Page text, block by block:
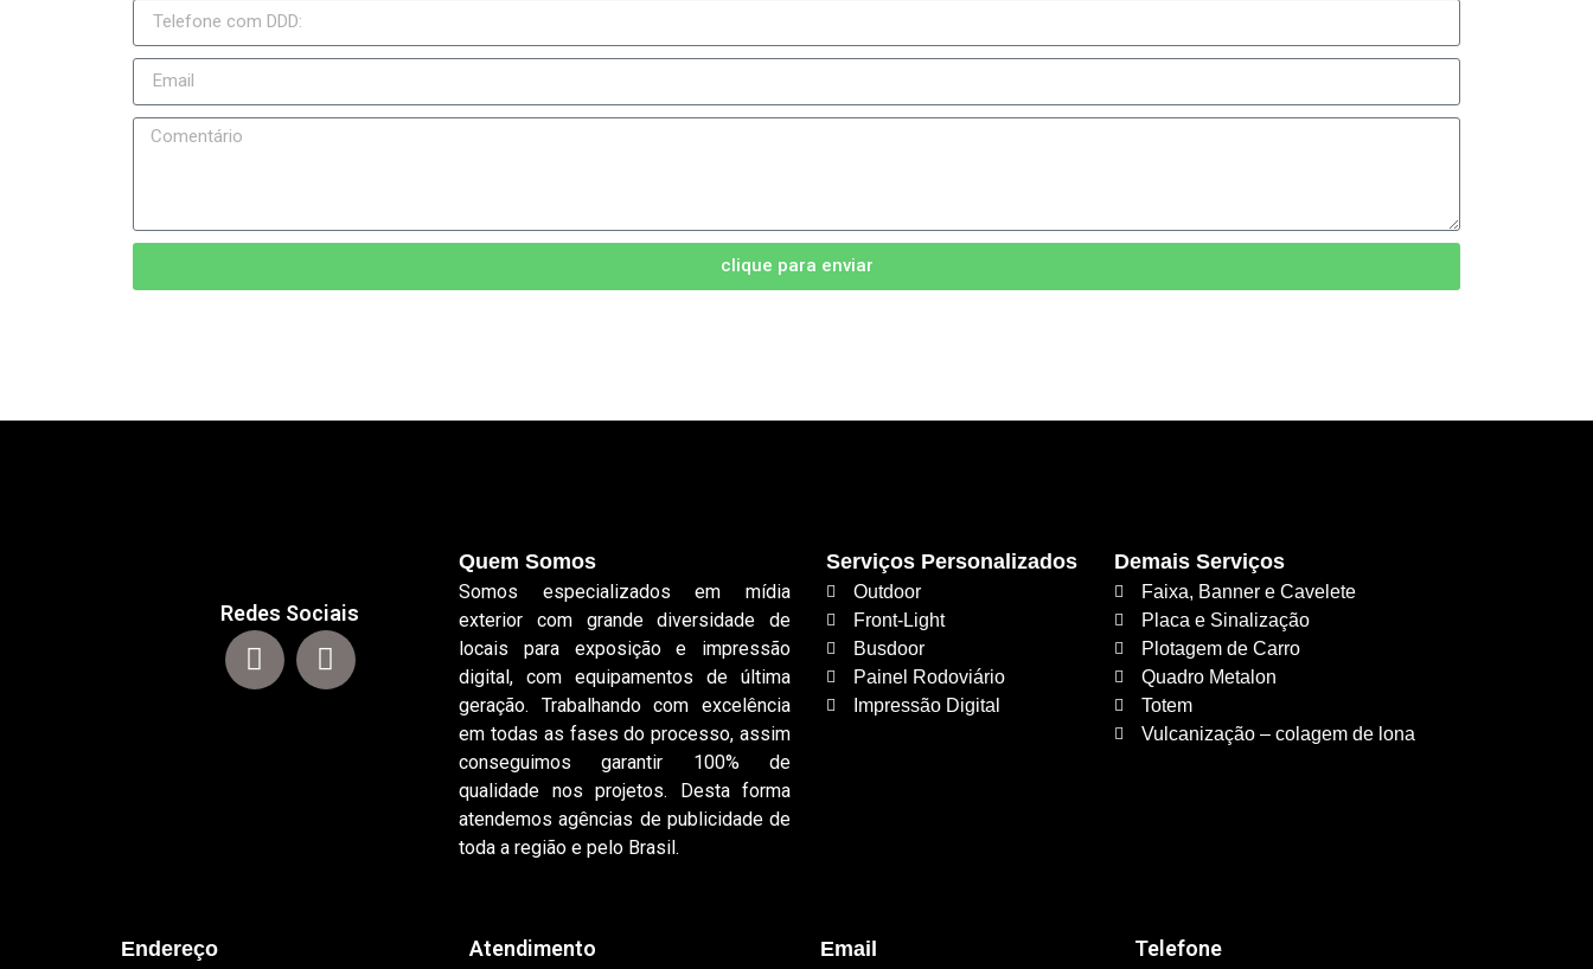
clique para enviar
Redes Sociais
Quem Somos
Somos especializados em mídia
exterior com grande diversidade de
locais para exposição e impressão
digital, com equipamentos de última
geração. Trabalhando com excelência
em todas as fases do processo, assim
conseguimos garantir 100% de
qualidade nos projetos. Desta forma
atendemos agências de publicidade de
toda a região e pelo Brasil.
Serviços Personalizados
Outdoor
Front-Light
Busdoor
Painel Rodoviário
Impressão Digital
Demais Serviços
Faixa, Banner e Cavelete
Placa e Sinalização
Plotagem de Carro
Quadro Metalon
Totem
Vulcanização – colagem de lona
Endereço Atendimento Email Telefone